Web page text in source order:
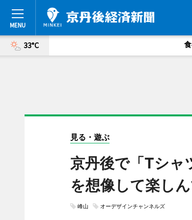
33°C
見る・遊ぶ
京丹後で「Tシャ
を想像して楽し
峰山 オーデザインチャンネルズ